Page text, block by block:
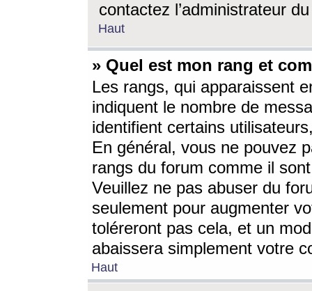
contactez l’administrateur
Haut
» Quel est mon rang et
Les rangs, qui apparaissent
indiquent le nombre de
identifient certains
En général, vous ne pouvez
rangs du forum comme il
Veuillez ne pas abuser du
seulement pour augmenter
toléreront pas cela, et un
abaissera simplement votre
Haut